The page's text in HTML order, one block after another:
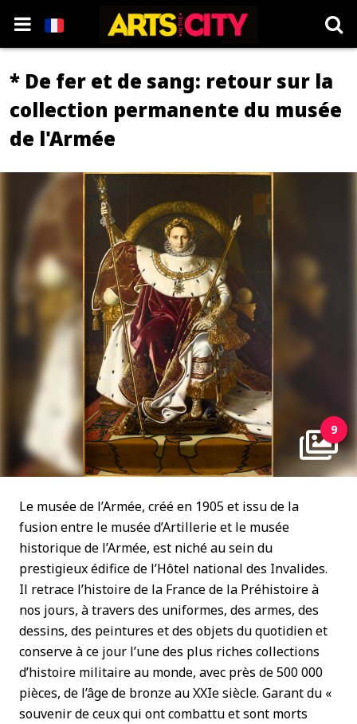
* De fer et de sang: retour sur la
collection permanente du musée
de l'Armée
9
Le musée de l’Armée, créé en 1905 et issu de la
fusion entre le musée d’Artillerie et le musée
historique de l’Armée, est niché au sein du
prestigieux édifice de l’Hôtel national des Invalides.
Il retrace l’histoire de la France de la Préhistoire à
nos jours, à travers des uniformes, des armes, des
dessins, des peintures et des objets du quotidien et
conserve à ce jour l’une des plus riches collections
d’histoire militaire au monde, avec près de 500 000
pièces, de l’âge de bronze au XXIe siècle. Garant du «
souvenir de ceux qui ont combattu et sont morts